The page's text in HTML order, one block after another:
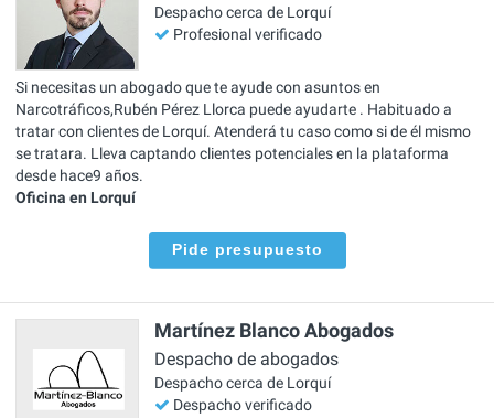
Despacho cerca de Lorquí
Profesional verificado
Si necesitas un abogado que te ayude con asuntos en
Narcotráficos,Rubén Pérez Llorca puede ayudarte . Habituado a
tratar con clientes de Lorquí. Atenderá tu caso como si de él mismo
se tratara. Lleva captando clientes potenciales en la plataforma
desde hace9 años.
Oficina en Lorquí
Pide presupuesto
Martínez Blanco Abogados
Despacho de abogados
Despacho cerca de Lorquí
Despacho verificado